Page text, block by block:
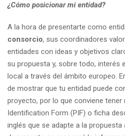
¿Cómo posicionar mi entidad?
A la hora de presentarte como
consorcio, sus coordinadores
entidades con ideas y objetivos
su propuesta y, sobre todo, interés
local a través del ámbito europeo.
de mostrar que tu entidad puede
proyecto, por lo que conviene tener
Identification Form (PIF) o ficha
inglés que se adapte a la propuesta